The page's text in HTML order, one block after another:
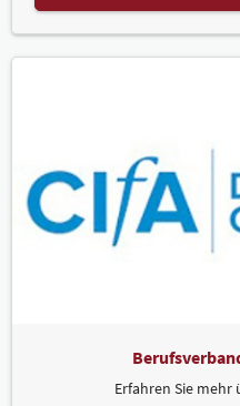
Erfahren Sie mehr